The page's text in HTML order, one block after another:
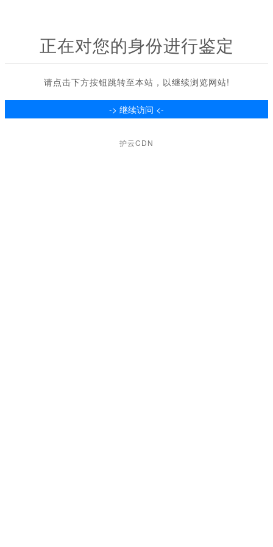
正在对您的身份进行鉴定
请点击下方按钮跳转至本站，以继续浏览网站!
护云CDN